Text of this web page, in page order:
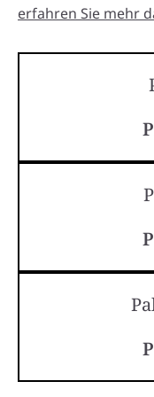
erfahren Sie mehr